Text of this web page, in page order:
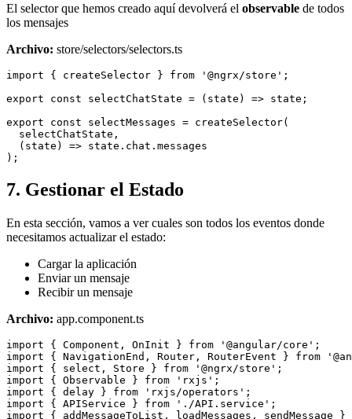
El selector que hemos creado aquí devolverá el observable de todos
los mensajes
Archivo: store/selectors/selectors.ts
import { createSelector } from '@ngrx/store';
export const selectChatState = (state) => state;
export const selectMessages = createSelector(
  selectChatState,
  (state) => state.chat.messages
7. Gestionar el Estado
En esta sección, vamos a ver cuales son todos los eventos donde
necesitamos actualizar el estado:
Cargar la aplicación
Enviar un mensaje
Recibir un mensaje
Archivo: app.component.ts
import { Component, OnInit } from '@angular/core';
import { NavigationEnd, Router, RouterEvent } from
import { select, Store } from '@ngrx/store';
import { Observable } from 'rxjs';
import { delay } from 'rxjs/operators';
import { APIService } from './API.service';
import { addMessageToList, loadMessages,